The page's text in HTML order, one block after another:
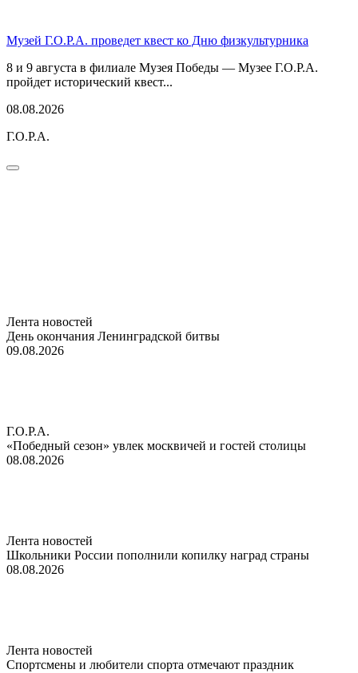
Музей Г.О.Р.А. проведет квест ко Дню физкультурника
8 и 9 августа в филиале Музея Победы — Музее Г.О.Р.А.
пройдет исторический квест...
08.08.2026
Г.О.Р.А.
Лента новостей
День окончания Ленинградской битвы
09.08.2026
Г.О.Р.А.
«Победный сезон» увлек москвичей и гостей столицы
08.08.2026
Лента новостей
Школьники России пополнили копилку наград страны
08.08.2026
Лента новостей
Спортсмены и любители спорта отмечают праздник